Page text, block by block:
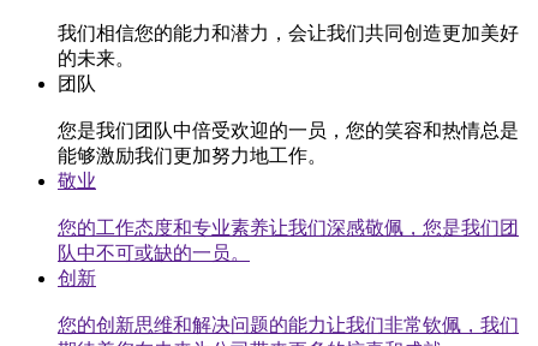
我们相信您的能力和潜力，会让我们共同创造更加美好
的未来。
团队
您是我们团队中倍受欢迎的一员，您的笑容和热情总是
能够激励我们更加努力地工作。
敬业
您的工作态度和专业素养让我们深感敬佩，您是我们团
队中不可或缺的一员。
创新
您的创新思维和解决问题的能力让我们非常钦佩，我们